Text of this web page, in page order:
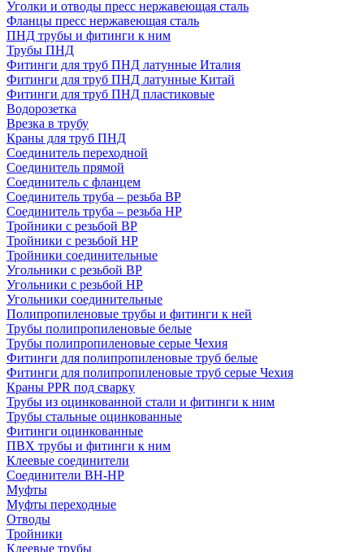
Уголки и отводы пресс нержавеющая сталь
Фланцы пресс нержавеющая сталь
ПНД трубы и фитинги к ним
Трубы ПНД
Фитинги для труб ПНД латунные Италия
Фитинги для труб ПНД латунные Китай
Фитинги для труб ПНД пластиковые
Водорозетка
Врезка в трубу
Краны для труб ПНД
Соединитель переходной
Соединитель прямой
Соединитель с фланцем
Соединитель труба – резьба ВР
Соединитель труба – резьба НР
Тройники с резьбой ВР
Тройники с резьбой НР
Тройники соединительные
Угольники с резьбой ВР
Угольники с резьбой НР
Угольники соединительные
Полипропиленовые трубы и фитинги к ней
Трубы полипропиленовые белые
Трубы полипропиленовые серые Чехия
Фитинги для полипропиленовые труб белые
Фитинги для полипропиленовые труб серые Чехия
Краны PPR под сварку
Трубы из оцинкованной стали и фитинги к ним
Трубы стальные оцинкованные
Фитинги оцинкованные
ПВХ трубы и фитинги к ним
Клеевые соединители
Соединители ВН-НР
Муфты
Муфты переходные
Отводы
Тройники
Клеевые трубы